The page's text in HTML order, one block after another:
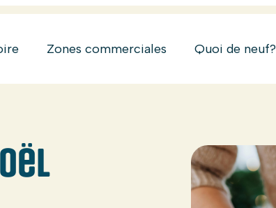
Zones commerciales Quoi de neuf?